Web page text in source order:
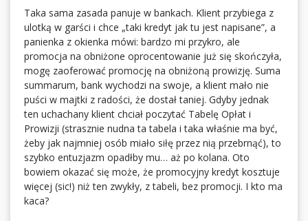
Taka sama zasada panuje w bankach. Klient przybiega z
ulotką w garści i chce „taki kredyt jak tu jest napisane”, a
panienka z okienka mówi: bardzo mi przykro, ale
promocja na obniżone oprocentowanie już się skończyła,
mogę zaoferować promocję na obniżoną prowizję. Suma
summarum, bank wychodzi na swoje, a klient mało nie
puści w majtki z radości, że dostał taniej. Gdyby jednak
ten uchachany klient chciał poczytać Tabelę Opłat i
Prowizji (strasznie nudna ta tabela i taka właśnie ma być,
żeby jak najmniej osób miało siłę przez nią przebrnąć), to
szybko entuzjazm opadłby mu… aż po kolana. Oto
bowiem okazać się może, że promocyjny kredyt kosztuje
więcej (sic!) niż ten zwykły, z tabeli, bez promocji. I kto ma
kaca?